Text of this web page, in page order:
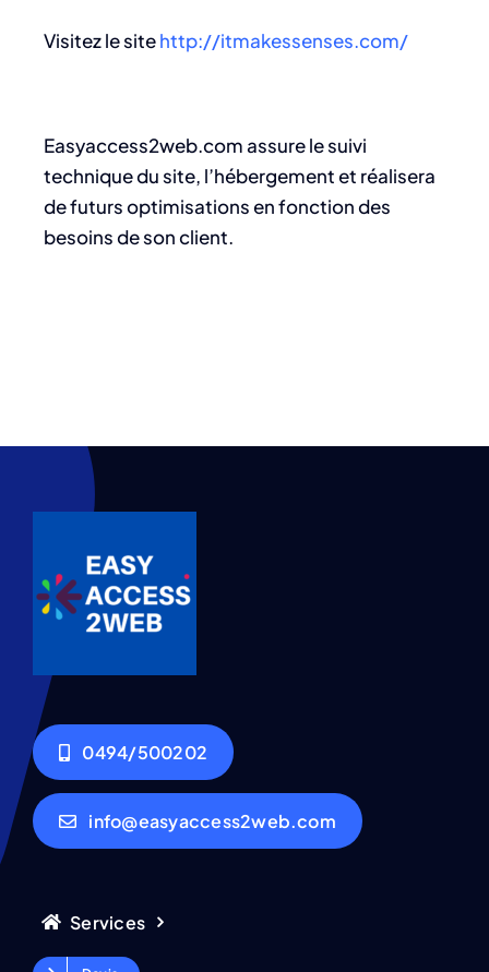
Visitez le sitehttp://itmakessenses.com/
Easyaccess2web.com assure le suivi
technique du site, l’hébergement et réalisera
de futurs optimisations en fonction des
besoins de son client.
0494/500202
info@easyaccess2web.com
Services